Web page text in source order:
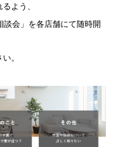
よう、
談会」を各店舗にて随時開
。